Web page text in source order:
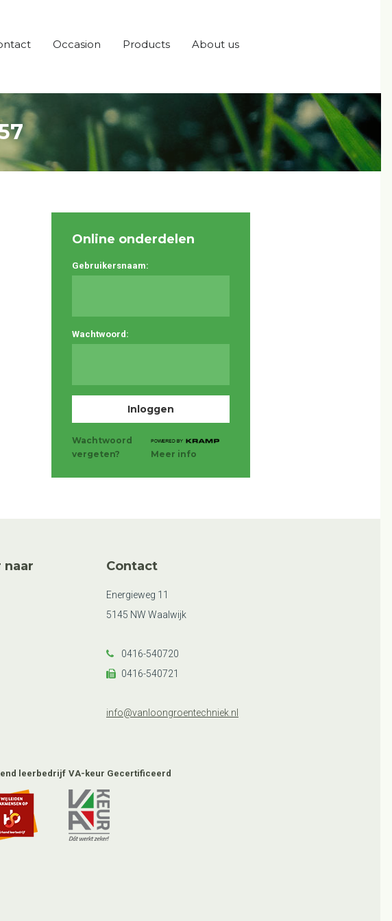
Occasion Products About us
Online onderdelen
Gebruikersnaam:
Wachtwoord:
Wachtwoord
vergeten?
Meer info
naar Contact
Energieweg 11
5145 NW Waalwijk
0416-540720
0416-540721
info@vanloongroentechniek.nl
leerbedrijf VA-keur Gecertificeerd